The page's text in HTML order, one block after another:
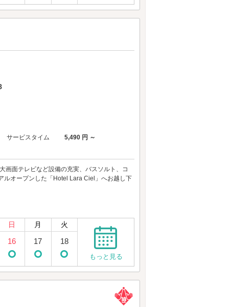
サービスタイム
5,490 円 ～
画面テレビなど設備の充実、バスソルト、コ
ルオープンした「Hotel Lara Ciel」へお越し下
日 月 火
16 17 18
もっと見る